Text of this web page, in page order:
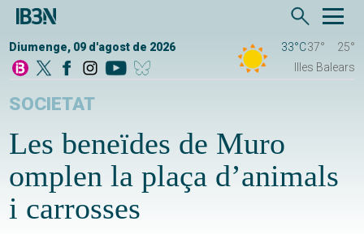
Diumenge, 09 d'agost de 2026 33°C37°
25°
Illes Balears
SOCIETAT
Les beneïdes de Muro
omplen la plaça d’animals
i carrosses